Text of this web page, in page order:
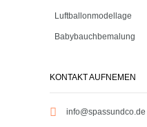
Luftballonmodellage
Babybauchbemalung
KONTAKT AUFNEMEN
info@spassundco.de